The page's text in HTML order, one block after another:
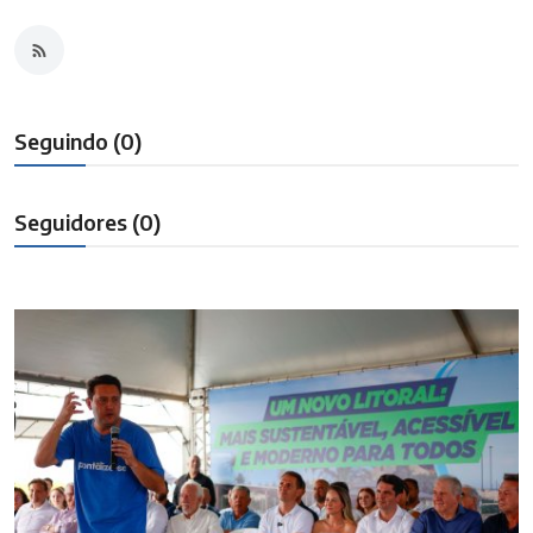
Seguindo (0)
Seguidores (0)